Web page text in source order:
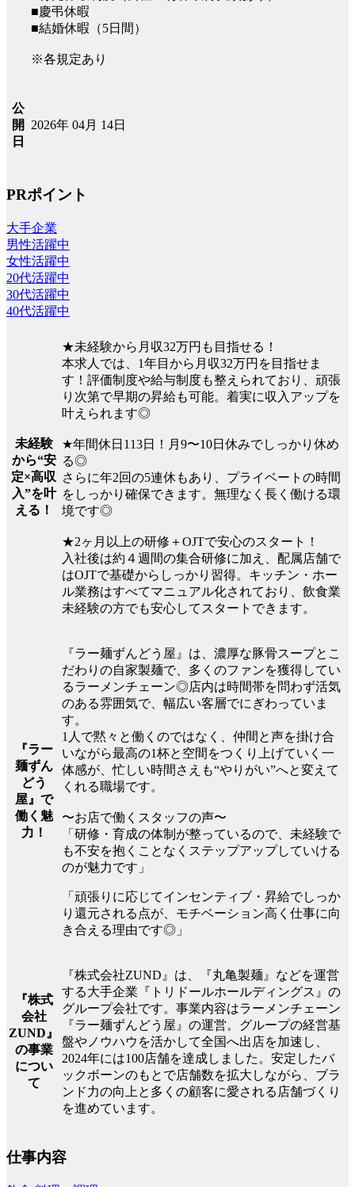
■慶弔休暇
■結婚休暇（5日間）
※各規定あり
公
開
日
2026年 04月 14日
PRポイント
大手企業
男性活躍中
女性活躍中
20代活躍中
30代活躍中
40代活躍中
未経験
から“安
定×高収
入”を叶
える！
★未経験から月収32万円も目指せる！
本求人では、1年目から月収32万円を目指せま
す！評価制度や給与制度も整えられており、頑張
り次第で早期の昇給も可能。着実に収入アップを
叶えられます◎
★年間休日113日！月9〜10日休みでしっかり休め
る◎
さらに年2回の5連休もあり、プライベートの時間
をしっかり確保できます。無理なく長く働ける環
境です◎
★2ヶ月以上の研修＋OJTで安心のスタート！
入社後は約４週間の集合研修に加え、配属店舗で
はOJTで基礎からしっかり習得。キッチン・ホー
ル業務はすべてマニュアル化されており、飲食業
未経験の方でも安心してスタートできます。
『ラー
麺ずん
どう
屋』で
働く魅
力！
『ラー麺ずんどう屋』は、濃厚な豚骨スープとこ
だわりの自家製麺で、多くのファンを獲得してい
るラーメンチェーン◎店内は時間帯を問わず活気
のある雰囲気で、幅広い客層でにぎわっていま
す。
1人で黙々と働くのではなく、仲間と声を掛け合
いながら最高の1杯と空間をつくり上げていく一
体感が、忙しい時間さえも“やりがい”へと変えて
くれる職場です。
〜お店で働くスタッフの声〜
「研修・育成の体制が整っているので、未経験で
も不安を抱くことなくステップアップしていける
のが魅力です」
「頑張りに応じてインセンティブ・昇給でしっか
り還元される点が、モチベーション高く仕事に向
き合える理由です◎」
『株式
会社
ZUND』
の事業
につい
て
『株式会社ZUND』は、『丸亀製麺』などを運営
する大手企業『トリドールホールディングス』の
グループ会社です。事業内容はラーメンチェーン
『ラー麺ずんどう屋』の運営。グループの経営基
盤やノウハウを活かして全国へ出店を加速し、
2024年には100店舗を達成しました。安定したバ
ックボーンのもとで店舗数を拡大しながら、ブラ
ンド力の向上と多くの顧客に愛される店舗づくり
を進めています。
仕事内容